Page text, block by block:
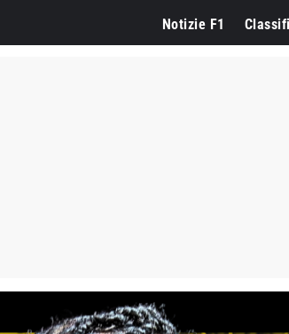
Notizie F1